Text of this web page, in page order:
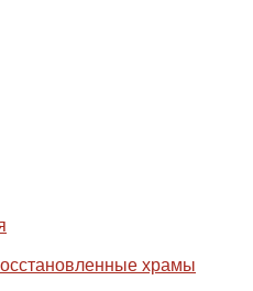
храмы